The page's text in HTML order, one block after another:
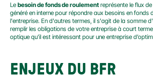
Le besoin de fonds de roulement représente le flux
généré en interne pour répondre aux besoins en fonds
l'entreprise. En d'autres termes, il s'agit de la somme
remplir les obligations de votre entreprise à court
optique qu’il est intéressant pour une entreprise
ENJEUX DU BFR